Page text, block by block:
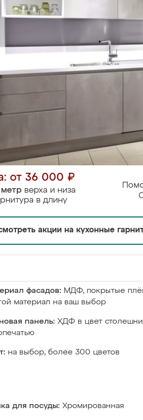
от 36 000 ₽
метр верха и низа
в длину
акции на кухонные
фасадов: МДФ, покрытые
материал на ваш выбор
панель: ХДФ в цвет
на выбор, более 300 цветов
для посуды: Хромированная